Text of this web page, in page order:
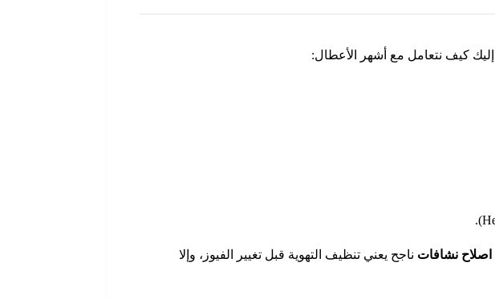
اصلاح نشافات ناجح يعني تنظيف التهوية قبل تغيير الفيوز، وإلا